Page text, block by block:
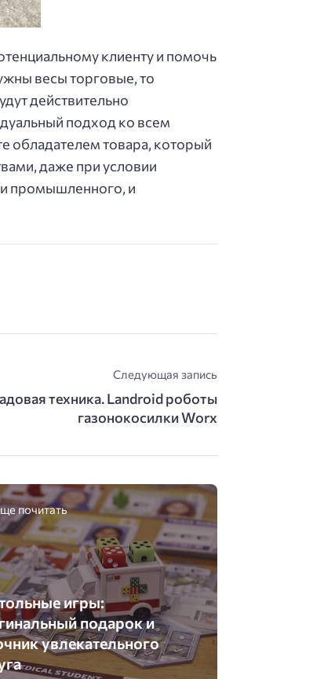
клиенту и помочь
весы торговые, то
действительно
подход ко всем
обладателем товара, который
даже при условии
промышленного, и
Следующая запись
техника. Landroid роботы
газонокосилки Worx
почитать
игры:
подарок и
увлекательного